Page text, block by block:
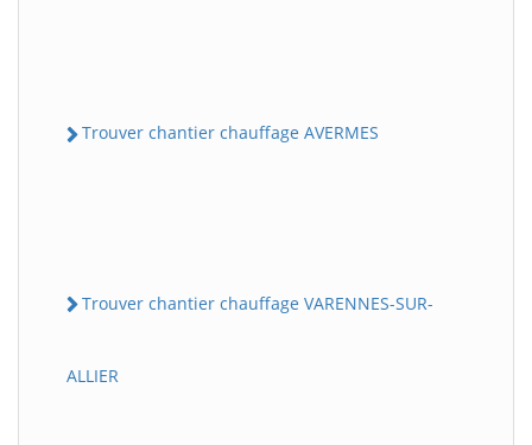
Trouver chantier chauffage AVERMES
Trouver chantier chauffage VARENNES-SUR-
ALLIER